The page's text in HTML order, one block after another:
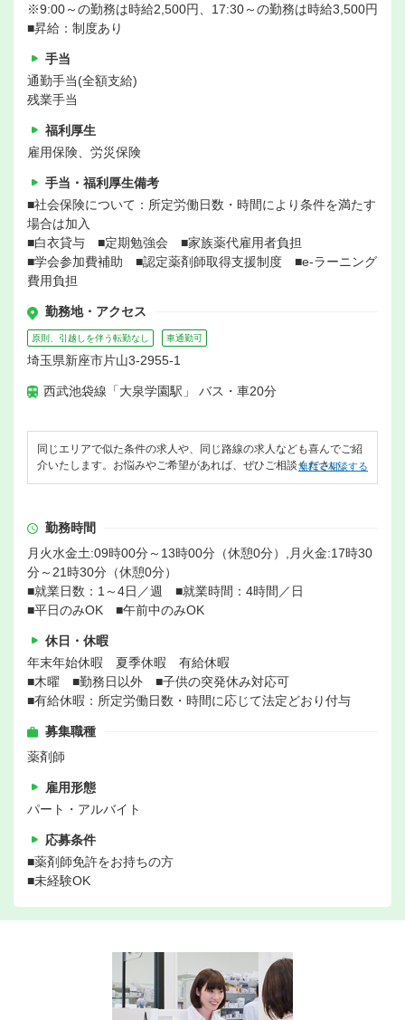
※9:00～の勤務は時給2,500円、17:30～の勤務は時給3,500円
■昇給：制度あり
手当
通勤手当(全額支給)
残業手当
福利厚生
雇用保険、労災保険
手当・福利厚生備考
■社会保険について：所定労働日数・時間により条件を満たす
場合は加入
■白衣貸与 ■定期勉強会 ■家族薬代雇用者負担
■学会参加費補助 ■認定薬剤師取得支援制度 ■e-ラーニング
費用負担
勤務地・アクセス
原則、引越しを伴う転勤なし 車通勤可
埼玉県新座市片山3-2955-1
西武池袋線「大泉学園駅」 バス・車20分
同じエリアで似た条件の求人や、同じ路線の求人なども喜んでご紹
介いたします。お悩みやご希望があれば、ぜひご相談ください。
無料で相談する
勤務時間
月火水金土:09時00分～13時00分（休憩0分）,月火金:17時30
分～21時30分（休憩0分）
■就業日数：1～4日／週 ■就業時間：4時間／日
■平日のみOK ■午前中のみOK
休日・休暇
年末年始休暇 夏季休暇 有給休暇
■木曜 ■勤務日以外 ■子供の突発休み対応可
■有給休暇：所定労働日数・時間に応じて法定どおり付与
募集職種
薬剤師
雇用形態
パート・アルバイト
応募条件
■薬剤師免許をお持ちの方
■未経験OK